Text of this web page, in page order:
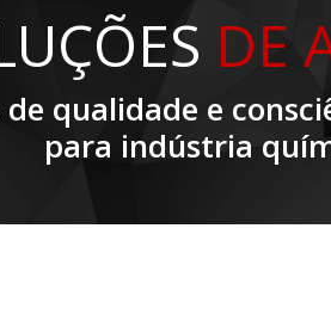
DE
de qualidade e
para indústria